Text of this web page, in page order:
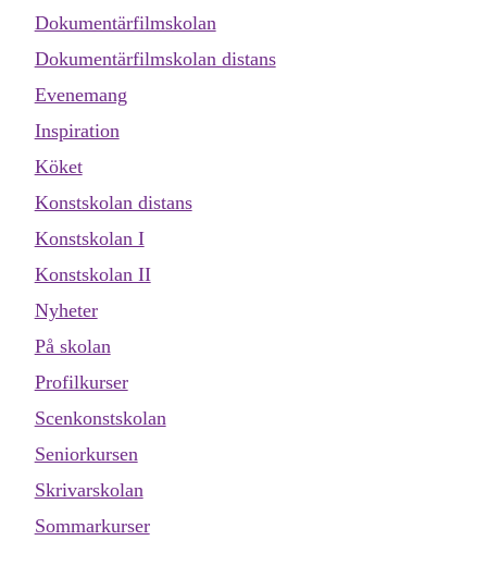
Dokumentärfilmskolan
Dokumentärfilmskolan distans
Evenemang
Inspiration
Köket
Konstskolan distans
Konstskolan I
Konstskolan II
Nyheter
På skolan
Profilkurser
Scenkonstskolan
Seniorkursen
Skrivarskolan
Sommarkurser